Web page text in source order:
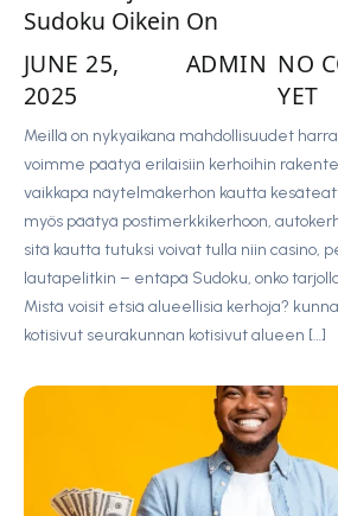
Sudoku Oikein On
JUNE 25,
2025
ADMIN NO
YET
Meillä on nykyaikana mahdollisuudet
voimme päätyä erilaisiin kerhoihin
vaikkapa näytelmäkerhon kautta
myös päätyä postimerkkikerhoon,
sitä kautta tutuksi voivat tulla niin casino,
lautapelitkin – entäpä Sudoku, onko
Mistä voisit etsiä alueellisia kerhoja?
kotisivut seurakunnan kotisivut alueen […]